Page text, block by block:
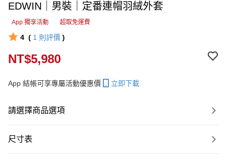
EDWIN｜男裝｜定番連帽羽絨外套
App 獨享活動 超取免運費
4 ( 1 則評價 )
NT$5,980
App 結帳可享專屬活動優惠價 立即下載
請選擇商品選項
尺寸表